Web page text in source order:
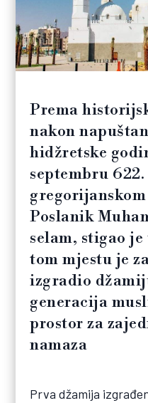
Prema
nakon
hidžretske
septembru
Poslanik
selam, stigao
tom mjestu je
izgradio
generacija
prostor za
namaza
Prva džamija